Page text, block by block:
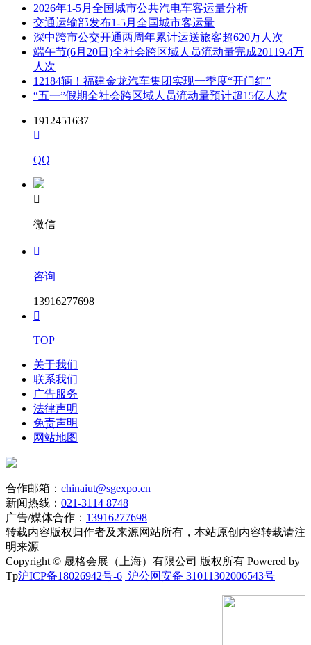
2026年1-5月全国城市公共汽电车客运量分析
交通运输部发布1-5月全国城市客运量
深中跨市公交开通两周年累计运送旅客超620万人次
端午节(6月20日)全社会跨区域人员流动量完成20119.4万
人次
12184辆！福建金龙汽车集团实现一季度“开门红”
“五一”假期全社会跨区域人员流动量预计超15亿人次
1912451637

QQ

微信

咨询
13916277698

TOP
关于我们
联系我们
广告服务
法律声明
免责声明
网站地图
合作邮箱： chinaiut@sgexpo.cn
新闻热线： 021-3114 8748
广告/媒体合作： 13916277698
转载内容版权归作者及来源网站所有，本站原创内容转载请注
明来源
Copyright © 晟格会展（上海）有限公司 版权所有 Powered by
Tp沪ICP备18026942号-6 沪公网安备 31011302006543号